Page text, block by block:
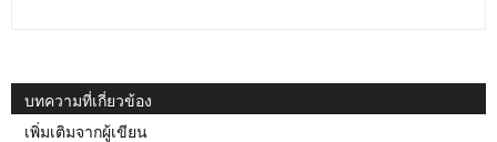
บทความที่เกี่ยวข้อง
เพิ่มเติมจากผู้เขียน